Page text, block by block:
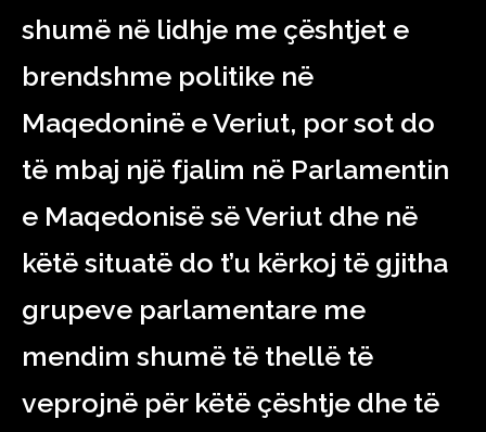
shumë në lidhje me çështjet e
brendshme politike në
Maqedoninë e Veriut, por sot do
të mbaj një fjalim në Parlamentin
e Maqedonisë së Veriut dhe në
këtë situatë do t’u kërkoj të gjitha
grupeve parlamentare me
mendim shumë të thellë të
veprojnë për këtë çështje dhe të